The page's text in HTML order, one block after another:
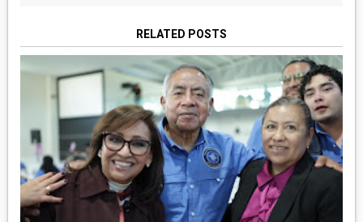
RELATED POSTS